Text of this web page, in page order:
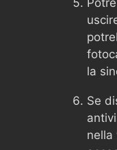
la
Se
nella